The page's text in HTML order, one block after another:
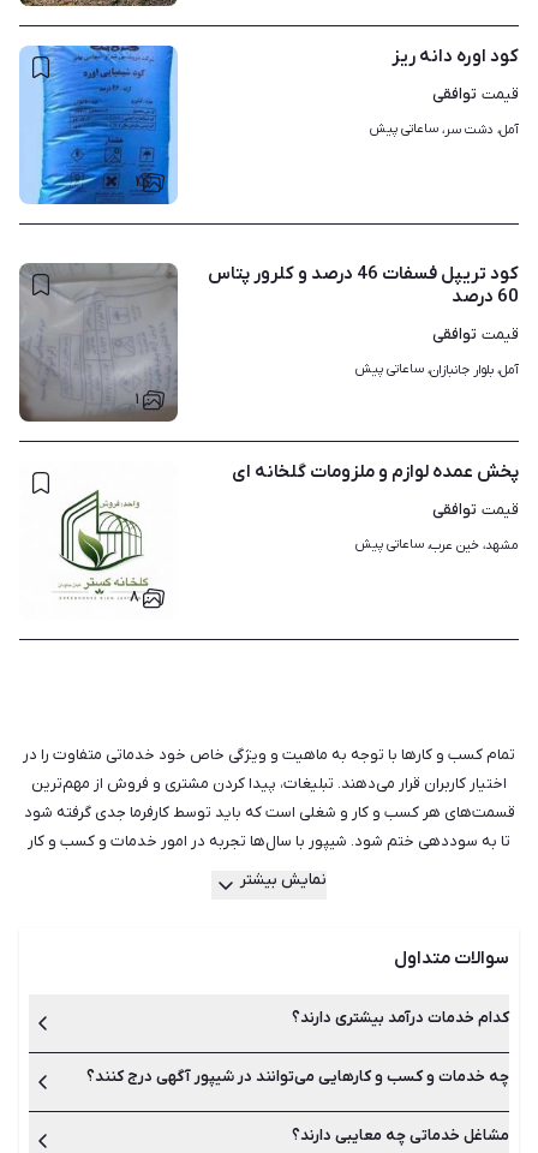
۱
کود اوره دانه ریز
قیمت توافقی
آمل، دشت سر، ساعاتی پیش
۱
کود تریپل فسفات 46 درصد و کلرور پتاس
60 درصد
قیمت توافقی
آمل، بلوار جانبازان، ساعاتی پیش
۸
پخش عمده لوازم و ملزومات گلخانه ای
قیمت توافقی
مشهد، خین عرب، ساعاتی پیش
تمام کسب‌ و کارها با توجه به ماهیت و ویژگی خاص خود خدماتی متفاوت را در
اختیار کاربران قرار می‌دهند. تبلیغات، پیدا کردن مشتری و فروش از مهم‌ترین
قسمت‌های هر کسب و کار و شغلی است که باید توسط کارفرما جدی گرفته شود
تا به سوددهی ختم شود. شیپور با سال‌ها تجربه در امور خدمات و کسب و کار
دارای کامل‌ترین و به روزترین لیست آگهی‌های کسب و کارهایی مانند آرایشگری
آمده است و قطعا در آینده نیز به لیست آن‌ها اضافه خواهد شد. تفاوتی ندارد
شیپور ثبت و منتشر کنید. سایت و اپلیکیشن شیپور در محیطی کاملا امن،
هم‌چنین اگر شما فردی هستید که به دنبال دریافت خدماتی مانند تایپ و ترجمه،
می‌توانید آگهی‌های روزانه سایت شیپور را بررسی کرده و بهترین و مناسب‌ترین
نمایش بیشتر
سوالات متداول
کدام خدمات درآمد بیشتری دارند؟
خدماتی مانند آرایشگری و زیبایی، تایپ و ترجمه، خرید و فروش عمده،
با توجه به میزان کیفیت، سوددهی متفاوتی خواهند داشت.
چه خدمات و کسب و کارهایی می‌توانند در شیپور آگهی درج کنند؟
تفاوتی ندارد که شما چه نوع فعالیت و خدماتی ارائه می‌دهید، شیپور
مشاغل خدماتی چه معایبی دارند؟